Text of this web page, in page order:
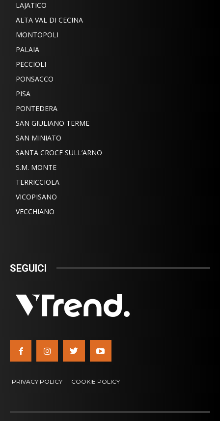
LAJATICO
ALTA VAL DI CECINA
MONTOPOLI
PALAIA
PECCIOLI
PONSACCO
PISA
PONTEDERA
SAN GIULIANO TERME
SAN MINIATO
SANTA CROCE SULL’ARNO
S.M. MONTE
TERRICCIOLA
VICOPISANO
VECCHIANO
SEGUICI
PRIVACY POLICY COOKIE POLICY